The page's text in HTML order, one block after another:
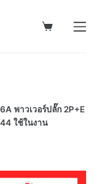
พาวเวอร์ปลั๊ก 2P+E
ใช้ในงาน